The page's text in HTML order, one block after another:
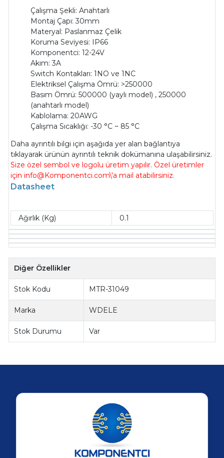
Çalışma Şekli: Anahtarlı
Montaj Çapı: 30mm
Materyal: Paslanmaz Çelik
Koruma Seviyesi: IP66
Komponentci: 12-24V
Akım: 3A
Switch Kontakları: 1NO ve 1NC
Elektriksel Çalışma Ömrü: >250000
Basım Ömrü: 500000 (yaylı model) , 250000
(anahtarlı model)
Kablolama: 20AWG
Çalışma Sıcaklığı: -30 °C ~ 85 °C
Daha ayrıntılı bilgi için aşağıda yer alan bağlantıya
tıklayarak ürünün ayrıntılı teknik dokümanına ulaşabilirsiniz.
Size özel sembol ve logolu üretim yapılır. Özel üretimler
için info@Komponentci.com\'a mail atabilirsiniz.
Datasheet
Ağırlık (Kg) 0.1
Diğer Özellikler
Stok Kodu MTR-31049
Marka WDELE
Stok Durumu Var